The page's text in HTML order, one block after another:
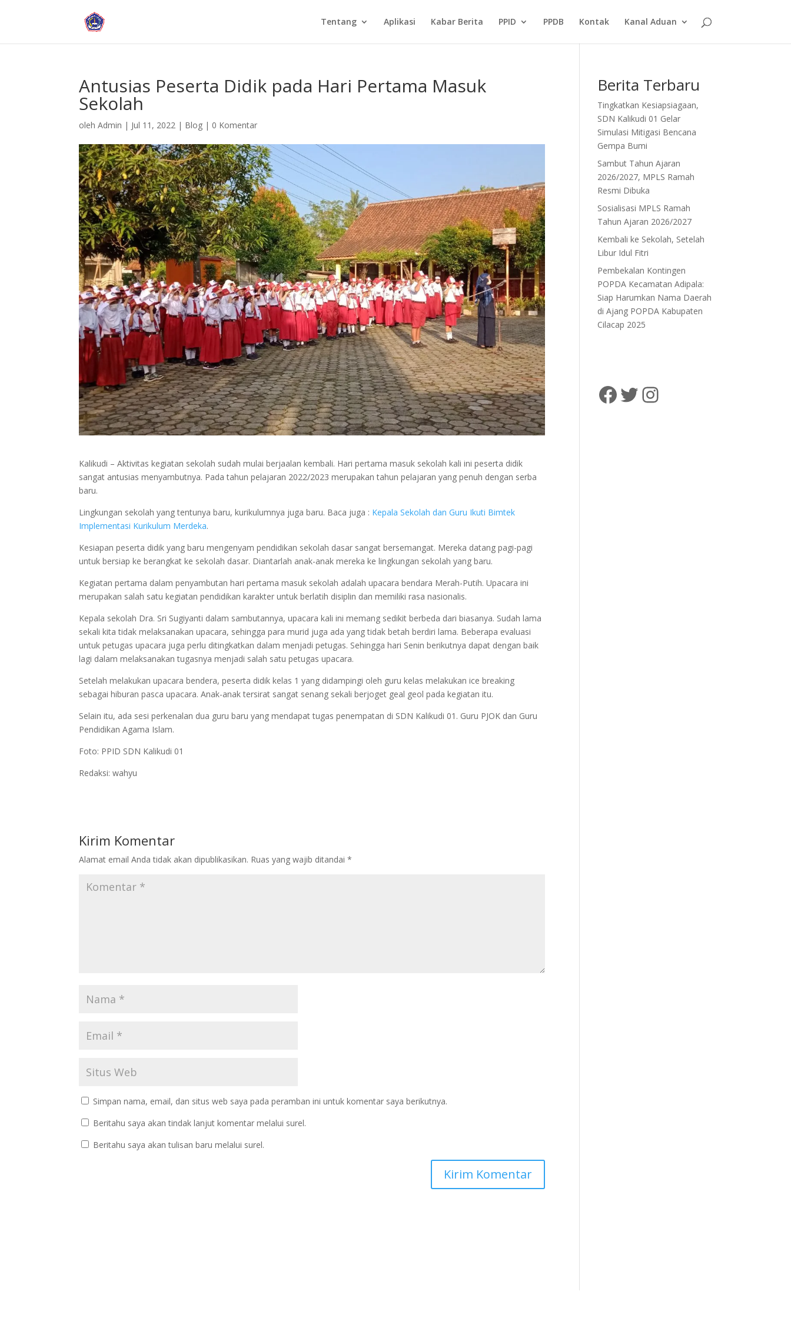
Tentang Aplikasi Kabar Berita PPID PPDB Kontak Kanal Aduan
Antusias Peserta Didik pada Hari Pertama Masuk
Sekolah
olehAdmin | Jul 11, 2022 | Blog | 0 Komentar
Kalikudi – Aktivitas kegiatan sekolah sudah mulai berjaalan kembali. Hari pertama masuk sekolah kali ini peserta didik
sangat antusias menyambutnya. Pada tahun pelajaran 2022/2023 merupakan tahun pelajaran yang penuh dengan serba
baru.
Lingkungan sekolah yang tentunya baru, kurikulumnya juga baru. Baca juga : Kepala Sekolah dan Guru Ikuti Bimtek
Implementasi Kurikulum Merdeka.
Kesiapan peserta didik yang baru mengenyam pendidikan sekolah dasar sangat bersemangat. Mereka datang pagi-pagi
untuk bersiap ke berangkat ke sekolah dasar. Diantarlah anak-anak mereka ke lingkungan sekolah yang baru.
Kegiatan pertama dalam penyambutan hari pertama masuk sekolah adalah upacara bendara Merah-Putih. Upacara ini
merupakan salah satu kegiatan pendidikan karakter untuk berlatih disiplin dan memiliki rasa nasionalis.
Kepala sekolah Dra. Sri Sugiyanti dalam sambutannya, upacara kali ini memang sedikit berbeda dari biasanya. Sudah lama
sekali kita tidak melaksanakan upacara, sehingga para murid juga ada yang tidak betah berdiri lama. Beberapa evaluasi
untuk petugas upacara juga perlu ditingkatkan dalam menjadi petugas. Sehingga hari Senin berikutnya dapat dengan baik
lagi dalam melaksanakan tugasnya menjadi salah satu petugas upacara.
Setelah melakukan upacara bendera, peserta didik kelas 1 yang didampingi oleh guru kelas melakukan ice breaking
sebagai hiburan pasca upacara. Anak-anak tersirat sangat senang sekali berjoget geal geol pada kegiatan itu.
Selain itu, ada sesi perkenalan dua guru baru yang mendapat tugas penempatan di SDN Kalikudi 01. Guru PJOK dan Guru
Pendidikan Agama Islam.
Foto: PPID SDN Kalikudi 01
Redaksi: wahyu
Kirim Komentar
Alamat email Anda tidak akan dipublikasikan. Ruas yang wajib ditandai*
Simpan nama, email, dan situs web saya pada peramban ini untuk komentar saya berikutnya.
Beritahu saya akan tindak lanjut komentar melalui surel.
Beritahu saya akan tulisan baru melalui surel.
Berita Terbaru
Tingkatkan Kesiapsiagaan,
SDN Kalikudi 01 Gelar
Simulasi Mitigasi Bencana
Gempa Bumi
Sambut Tahun Ajaran
2026/2027, MPLS Ramah
Resmi Dibuka
Sosialisasi MPLS Ramah
Tahun Ajaran 2026/2027
Kembali ke Sekolah, Setelah
Libur Idul Fitri
Pembekalan Kontingen
POPDA Kecamatan Adipala:
Siap Harumkan Nama Daerah
di Ajang POPDA Kabupaten
Cilacap 2025
SD Negeri Kalikudi 01@sdnkalikudi01